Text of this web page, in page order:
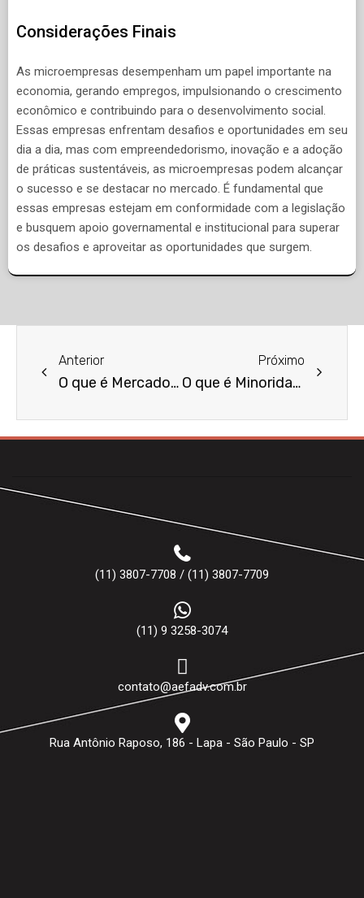
Considerações Finais
As microempresas desempenham um papel importante na
economia, gerando empregos, impulsionando o crescimento
econômico e contribuindo para o desenvolvimento social.
Essas empresas enfrentam desafios e oportunidades em seu
dia a dia, mas com empreendedorismo, inovação e a adoção
de práticas sustentáveis, as microempresas podem alcançar
o sucesso e se destacar no mercado. É fundamental que
essas empresas estejam em conformidade com a legislação
e busquem apoio governamental e institucional para superar
os desafios e aproveitar as oportunidades que surgem.
Anterior
O que é Mercado Financeiro?
Próximo
O que é Minoridade Penal?
(11) 3807-7708 / (11) 3807-7709
(11) 9 3258-3074
contato@aefadv.com.br
Rua Antônio Raposo, 186 - Lapa - São Paulo - SP